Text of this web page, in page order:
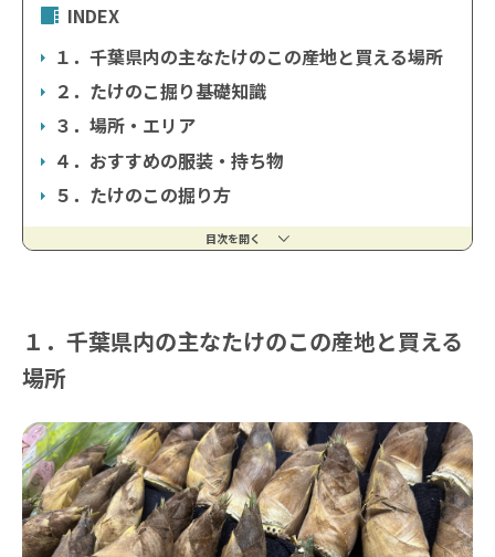
INDEX
１．千葉県内の主なたけのこの産地と買える場所
２．たけのこ掘り基礎知識
３．場所・エリア
４．おすすめの服装・持ち物
５．たけのこの掘り方
目次を開く
１．千葉県内の主なたけのこの産地と買える
場所